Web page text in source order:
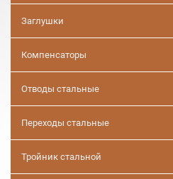
Заглушки
Компенсаторы
Отводы стальные
Переходы стальные
Тройник стальной